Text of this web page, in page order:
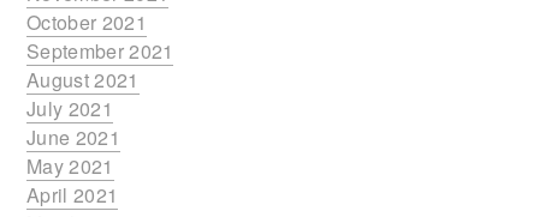
October 2021
September 2021
August 2021
July 2021
June 2021
May 2021
April 2021